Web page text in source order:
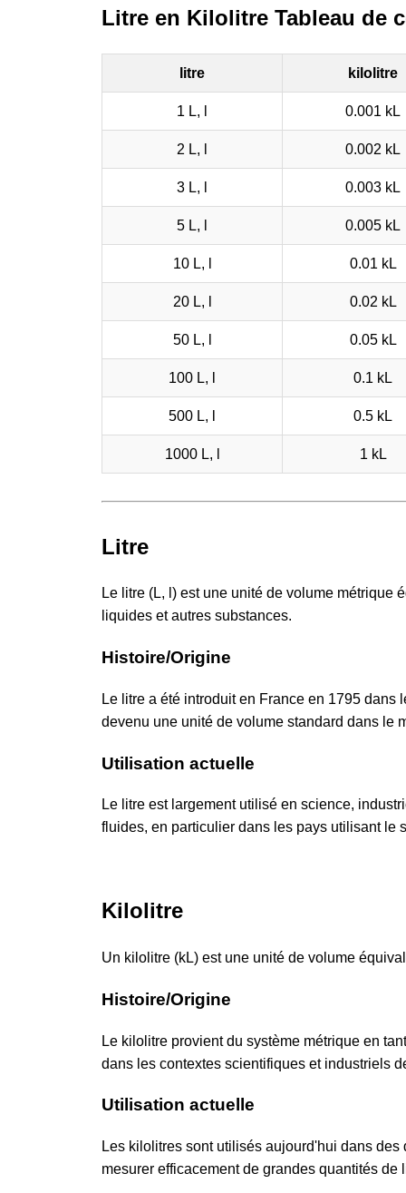
Litre en Kilolitre Tableau de
litre kilolitre
1 L, l 0.001 kL
2 L, l 0.002 kL
3 L, l 0.003 kL
5 L, l 0.005 kL
10 L, l 0.01 kL
20 L, l 0.02 kL
50 L, l 0.05 kL
100 L, l 0.1 kL
500 L, l 0.5 kL
1000 L, l 1 kL
Litre
Le litre (L, l) est une unité de volume métrique
liquides et autres substances.
Histoire/Origine
Le litre a été introduit en France en 1795
devenu une unité de volume standard dans le
Utilisation actuelle
Le litre est largement utilisé en science,
fluides, en particulier dans les pays utilisant le
Kilolitre
Un kilolitre (kL) est une unité de volume
Histoire/Origine
Le kilolitre provient du système métrique en
dans les contextes scientifiques et industriels
Utilisation actuelle
Les kilolitres sont utilisés aujourd'hui dans
mesurer efficacement de grandes quantités de